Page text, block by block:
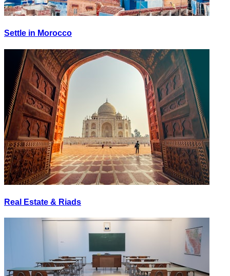
Settle in Morocco
Real Estate & Riads